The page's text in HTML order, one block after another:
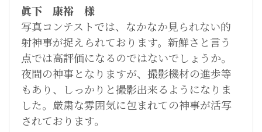
眞下 康裕 様
写真コンテストでは、なかなか見られない的
射神事が捉えられております。新鮮さと言う
点では高評価になるのではないでしょうか。
夜間の神事となりますが、撮影機材の進歩等
もあり、しっかりと撮影出来るようになりま
した。厳粛な雰囲気に包まれての神事が活写
されております。